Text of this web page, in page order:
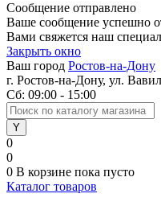
Сообщение отправлено
Ваше сообщение успешно
Вами свяжется наш
Закрыть окно
Ваш город Ростов-на-Дону
г. Ростов-на-Дону, ул.
Сб: 09:00 - 15:00
0
0
0 В корзине пока пусто
Каталог товаров